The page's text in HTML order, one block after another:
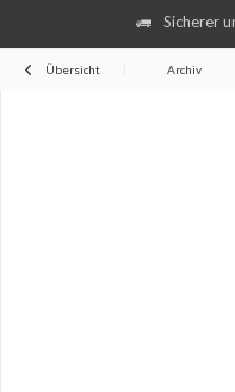
Sicherer
Übersicht Archiv